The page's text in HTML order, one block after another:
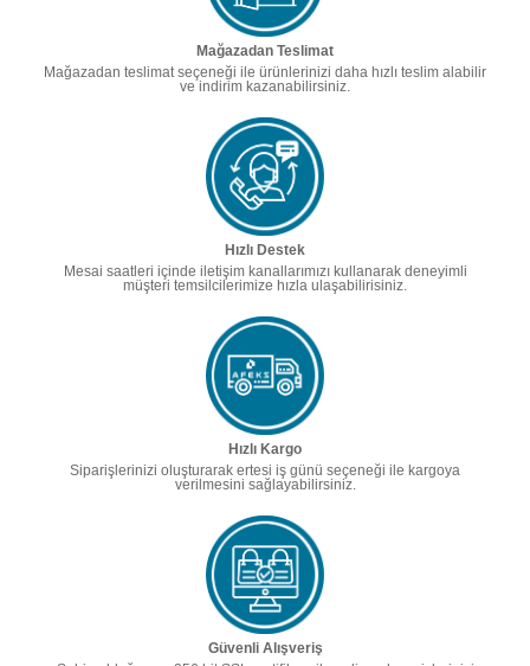
Mağazadan Teslimat
Mağazadan teslimat seçeneği ile ürünlerinizi daha hızlı teslim alabilir
ve indirim kazanabilirsiniz.
Hızlı Destek
Mesai saatleri içinde iletişim kanallarımızı kullanarak deneyimli
müşteri temsilcilerimize hızla ulaşabilirisiniz.
Hızlı Kargo
Siparişlerinizi oluşturarak ertesi iş günü seçeneği ile kargoya
verilmesini sağlayabilirsiniz.
Güvenli Alışveriş